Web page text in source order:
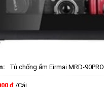
Tủ chống ẩm Eirmai MRD-90PRO
đ /Cái